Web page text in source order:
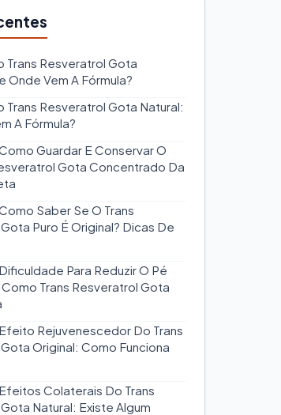
Trans Resveratrol Gota
Onde Vem A Fórmula?
Trans Resveratrol Gota Natural:
A Fórmula?
Guardar E Conservar O
Gota Concentrado Da
Saber Se O Trans
Puro É Original? Dicas De
Para Reduzir O Pé
Como Trans Resveratrol Gota
Rejuvenescedor Do Trans
Original: Como Funciona
Colaterais Do Trans
Natural: Existe Algum